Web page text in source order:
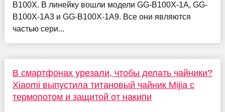
B100X. В линейку вошли модели GG-B100X-1A, GG-
B100X-1A3 и GG-B100X-1A9. Все они являются
частью сери...
В смартфонах урезали, чтобы делать чайники?
Xiaomi выпустила титановый чайник Mijia с
термопотом и защитой от накипи